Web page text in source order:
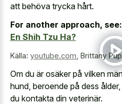
att behöva trycka hårt.
For another approach, see:
En Shih Tzu Ha?
Källa: youtube.com Brittany
Om du är osäker på vilken
hund, beroende på dess
du kontakta din veterinär.